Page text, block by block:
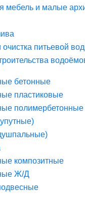
мебель и малые
очистка питьевой
бетонные
пластиковые
полимербетонные
композитные
Ж/Д